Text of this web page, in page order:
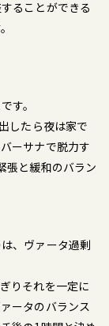
ることができる
す。
したら夜は家で
ーサナで脱力す
張と緩和のバラン
、ヴァータ過剰
りそれを一定に
ータのバランス